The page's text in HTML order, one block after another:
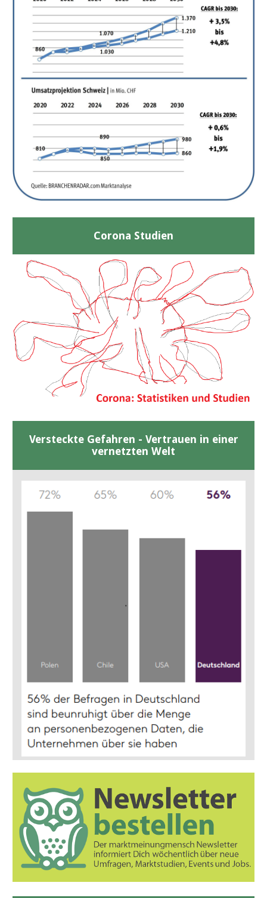
Corona Studien
Versteckte Gefahren - Vertrauen in einer
vernetzten Welt